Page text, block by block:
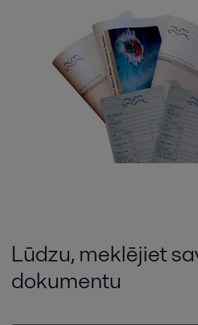
Lūdzu, meklējiet
dokumentu